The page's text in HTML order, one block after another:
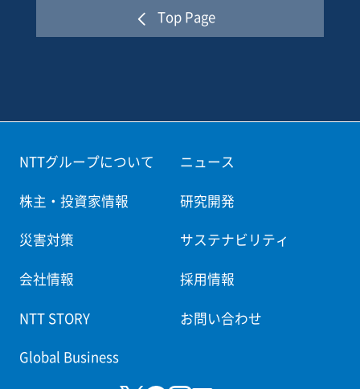
personalized service catalog in a simple way through a
Top Page
NTTグループについて ニュース
株主・投資家情報 研究開発
災害対策 サステナビリティ
会社情報 採用情報
NTT STORY お問い合わせ
Global Business